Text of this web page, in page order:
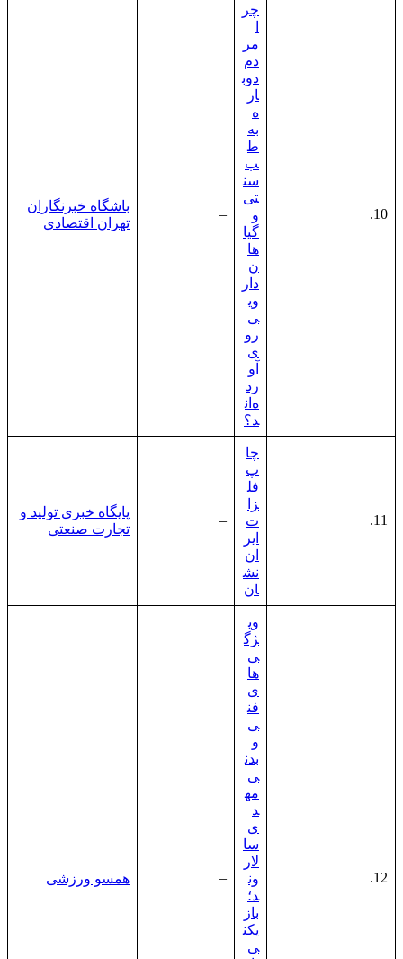
10.
چر
مر
دم
دوب
ار
ه
به
ط
ب
سن
تی
و
گیا
ها
ن
دار
وی
ی
رو
ی
آو
رد
ه‌ان
د؟
–
باشگاه خبرنگاران
تهران اقتصادی
11.
چا
پ
فل
زا
ت
ایر
ان
نش
ان
–
پایگاه خبری تولید و
تجارت صنعتی
12.
وی
ژگ
ی‌
ها
ی
فن
ی
و
بدن
ی
مه
د
ی
سا
لار
ون
د؛
باز
یکن
ی
– همسو ورزشی